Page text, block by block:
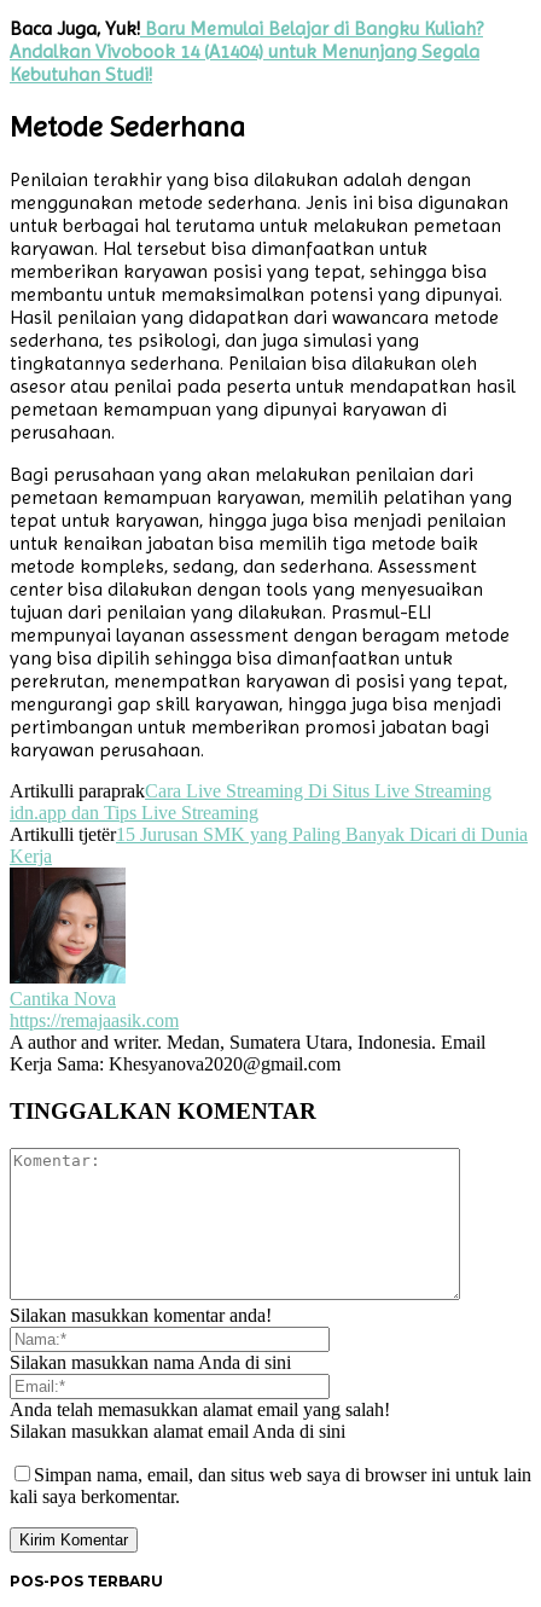
Baca Juga, Yuk! Baru Memulai Belajar di Bangku Kuliah?
Andalkan Vivobook 14 (A1404) untuk Menunjang Segala
Kebutuhan Studi!
Metode Sederhana
Penilaian terakhir yang bisa dilakukan adalah dengan
menggunakan metode sederhana. Jenis ini bisa digunakan
untuk berbagai hal terutama untuk melakukan pemetaan
karyawan. Hal tersebut bisa dimanfaatkan untuk
memberikan karyawan posisi yang tepat, sehingga bisa
membantu untuk memaksimalkan potensi yang dipunyai.
Hasil penilaian yang didapatkan dari wawancara metode
sederhana, tes psikologi, dan juga simulasi yang
tingkatannya sederhana. Penilaian bisa dilakukan oleh
asesor atau penilai pada peserta untuk mendapatkan hasil
pemetaan kemampuan yang dipunyai karyawan di
perusahaan.
Bagi perusahaan yang akan melakukan penilaian dari
pemetaan kemampuan karyawan, memilih pelatihan yang
tepat untuk karyawan, hingga juga bisa menjadi penilaian
untuk kenaikan jabatan bisa memilih tiga metode baik
metode kompleks, sedang, dan sederhana. Assessment
center bisa dilakukan dengan tools yang menyesuaikan
tujuan dari penilaian yang dilakukan. Prasmul-ELI
mempunyai layanan assessment dengan beragam metode
yang bisa dipilih sehingga bisa dimanfaatkan untuk
perekrutan, menempatkan karyawan di posisi yang tepat,
mengurangi gap skill karyawan, hingga juga bisa menjadi
pertimbangan untuk memberikan promosi jabatan bagi
karyawan perusahaan.
Artikulli paraprakCara Live Streaming Di Situs Live Streaming
idn.app dan Tips Live Streaming
Artikulli tjetër15 Jurusan SMK yang Paling Banyak Dicari di Dunia
Kerja
Cantika Nova
https://remajaasik.com
A author and writer. Medan, Sumatera Utara, Indonesia. Email
Kerja Sama: Khesyanova2020@gmail.com
TINGGALKAN KOMENTAR
Silakan masukkan komentar anda!
Silakan masukkan nama Anda di sini
Anda telah memasukkan alamat email yang salah!
Silakan masukkan alamat email Anda di sini
Simpan nama, email, dan situs web saya di browser ini untuk lain
kali saya berkomentar.
POS-POS TERBARU